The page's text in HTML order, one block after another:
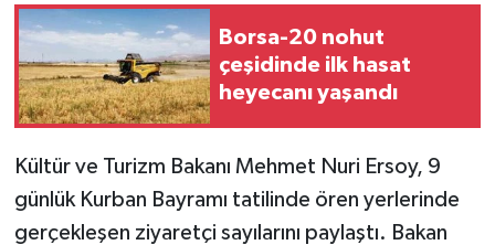
Borsa-20 nohut
çeşidinde ilk hasat
heyecanı yaşandı
Kültür ve Turizm Bakanı Mehmet Nuri Ersoy, 9
günlük Kurban Bayramı tatilinde ören yerlerinde
gerçekleşen ziyaretçi sayılarını paylaştı. Bakan
Sürmanşet
Teknoloji
Yaşam